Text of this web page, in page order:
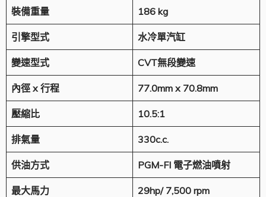
裝備重量 186 kg
引擎型式 水冷單汽缸
變速型式 CVT無段變速
內徑 x 行程 77.0mm x 70.8mm
壓縮比 10.5:1
排氣量 330c.c.
供油方式 PGM-FI 電子燃油噴射
最大馬力 29hp/ 7,500 rpm